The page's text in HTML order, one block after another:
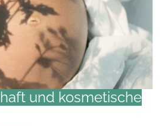
und kosmetische